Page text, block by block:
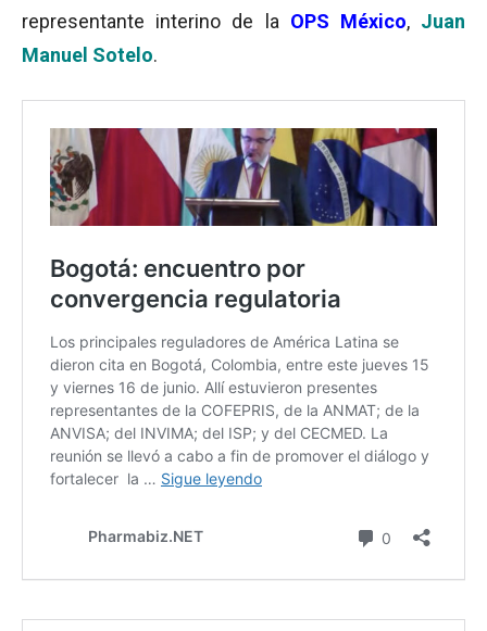
representante interino de la OPS México, Juan
Manuel Sotelo.